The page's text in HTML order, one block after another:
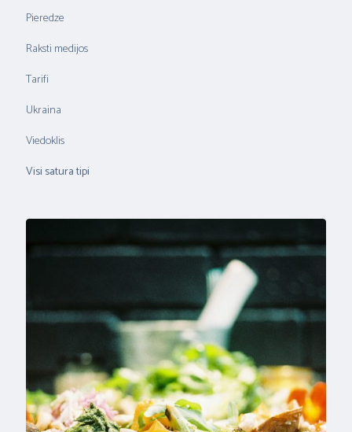
Pieredze
Raksti medijos
Tarifi
Ukraina
Viedoklis
Visi satura tipi